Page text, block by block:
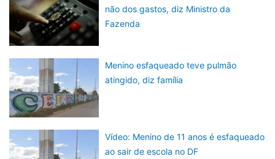
não dos gastos, diz Ministro da
Fazenda
Menino esfaqueado teve pulmão
atingido, diz família
Vídeo: Menino de 11 anos é esfaqueado
ao sair de escola no DF